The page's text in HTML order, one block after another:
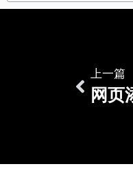
上一篇
网